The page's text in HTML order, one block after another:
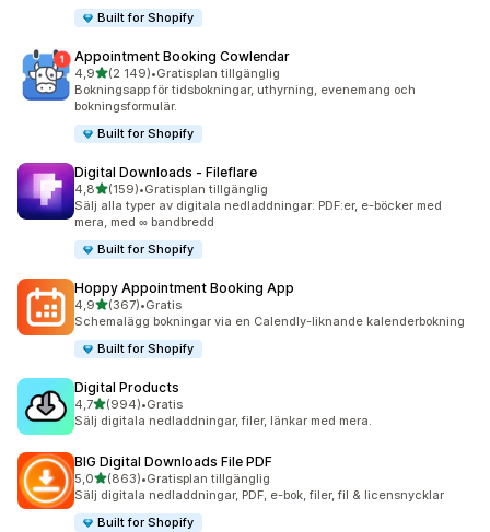
Built for Shopify
Appointment Booking Cowlendar
4,9av 5 stjärnor
(2 149)
2149 recensioner totalt
•Gratisplan tillgänglig
Bokningsapp för tidsbokningar, uthyrning, evenemang och
bokningsformulär.
Built for Shopify
Digital Downloads ‑ Fileflare
4,8av 5 stjärnor
(159)
159 recensioner totalt
•Gratisplan tillgänglig
Sälj alla typer av digitala nedladdningar: PDF:er, e-böcker med
mera, med ∞ bandbredd
Built for Shopify
Hoppy Appointment Booking App
4,9av 5 stjärnor
(367)
367 recensioner totalt
•Gratis
Schemalägg bokningar via en Calendly-liknande kalenderbokning
Built for Shopify
Digital Products
4,7av 5 stjärnor
(994)
994 recensioner totalt
•Gratis
Sälj digitala nedladdningar, filer, länkar med mera.
BIG Digital Downloads File PDF
5,0av 5 stjärnor
(863)
863 recensioner totalt
•Gratisplan tillgänglig
Sälj digitala nedladdningar, PDF, e-bok, filer, fil & licensnycklar
Built for Shopify